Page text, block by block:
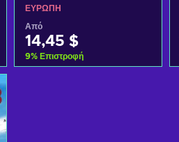
XBOX LIVE Key EUROPE
ΕΥΡΏΠΗ
Από
14,45 $
9% Επιστροφή